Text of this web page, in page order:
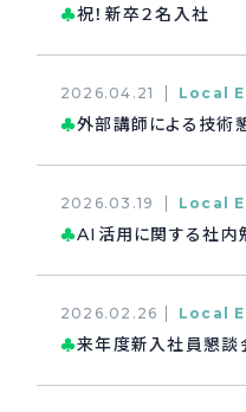
♣祝！新卒２名入社
2026.04.21 Local
♣外部講師による技術
2026.03.19 Local
♣AI活用に関する社内勉強会
2026.02.26 Local
♣来年度新入社員懇談